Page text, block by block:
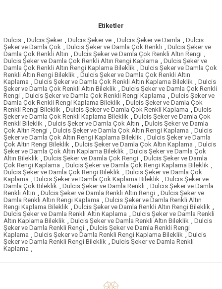
Etiketler
Dulcis , Dulcis Şeker , Dulcis Şeker ve , Dulcis Şeker ve Damla , Dulcis
Şeker ve Damla Çok , Dulcis Şeker ve Damla Çok Renkli , Dulcis Şeker ve
Damla Çok Renkli Altın , Dulcis Şeker ve Damla Çok Renkli Altın Rengi ,
Dulcis Şeker ve Damla Çok Renkli Altın Rengi Kaplama , Dulcis Şeker ve
Damla Çok Renkli Altın Rengi Kaplama Bileklik , Dulcis Şeker ve Damla Çok
Renkli Altın Rengi Bileklik , Dulcis Şeker ve Damla Çok Renkli Altın
Kaplama , Dulcis Şeker ve Damla Çok Renkli Altın Kaplama Bileklik , Dulcis
Şeker ve Damla Çok Renkli Altın Bileklik , Dulcis Şeker ve Damla Çok Renkli
Rengi , Dulcis Şeker ve Damla Çok Renkli Rengi Kaplama , Dulcis Şeker ve
Damla Çok Renkli Rengi Kaplama Bileklik , Dulcis Şeker ve Damla Çok
Renkli Rengi Bileklik , Dulcis Şeker ve Damla Çok Renkli Kaplama , Dulcis
Şeker ve Damla Çok Renkli Kaplama Bileklik , Dulcis Şeker ve Damla Çok
Renkli Bileklik , Dulcis Şeker ve Damla Çok Altın , Dulcis Şeker ve Damla
Çok Altın Rengi , Dulcis Şeker ve Damla Çok Altın Rengi Kaplama , Dulcis
Şeker ve Damla Çok Altın Rengi Kaplama Bileklik , Dulcis Şeker ve Damla
Çok Altın Rengi Bileklik , Dulcis Şeker ve Damla Çok Altın Kaplama , Dulcis
Şeker ve Damla Çok Altın Kaplama Bileklik , Dulcis Şeker ve Damla Çok
Altın Bileklik , Dulcis Şeker ve Damla Çok Rengi , Dulcis Şeker ve Damla
Çok Rengi Kaplama , Dulcis Şeker ve Damla Çok Rengi Kaplama Bileklik ,
Dulcis Şeker ve Damla Çok Rengi Bileklik , Dulcis Şeker ve Damla Çok
Kaplama , Dulcis Şeker ve Damla Çok Kaplama Bileklik , Dulcis Şeker ve
Damla Çok Bileklik , Dulcis Şeker ve Damla Renkli , Dulcis Şeker ve Damla
Renkli Altın , Dulcis Şeker ve Damla Renkli Altın Rengi , Dulcis Şeker ve
Damla Renkli Altın Rengi Kaplama , Dulcis Şeker ve Damla Renkli Altın
Rengi Kaplama Bileklik , Dulcis Şeker ve Damla Renkli Altın Rengi Bileklik ,
Dulcis Şeker ve Damla Renkli Altın Kaplama , Dulcis Şeker ve Damla Renkli
Altın Kaplama Bileklik , Dulcis Şeker ve Damla Renkli Altın Bileklik , Dulcis
Şeker ve Damla Renkli Rengi , Dulcis Şeker ve Damla Renkli Rengi
Kaplama , Dulcis Şeker ve Damla Renkli Rengi Kaplama Bileklik , Dulcis
Şeker ve Damla Renkli Rengi Bileklik , Dulcis Şeker ve Damla Renkli
Kaplama ,